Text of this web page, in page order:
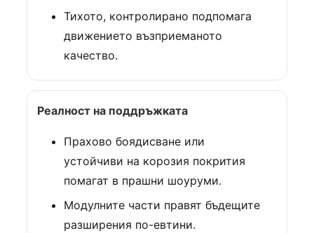
Тихото, контролирано подпомага
движението възприеманото
качество.
Реалност на поддръжката
Прахово боядисване или
устойчиви на корозия покрития
помагат в прашни шоуруми.
Модулните части правят бъдещите
разширения по-евтини.